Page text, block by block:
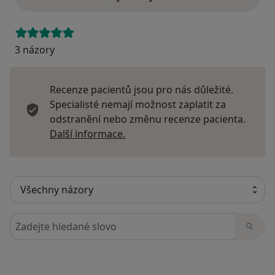
3 názory
Recenze pacientů jsou pro nás důležité.
Specialisté nemají možnost zaplatit za
odstranění nebo změnu recenze pacienta.
Další informace.
Hledejte v názorech